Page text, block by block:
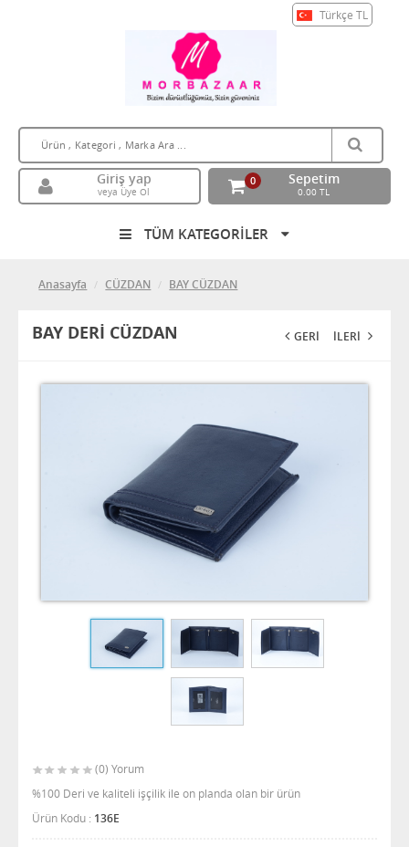
Türkçe TL
Giriş yap
veya Üye Ol
0 Sepetim
0.00 TL
TÜM KATEGORİLER
Anasayfa CÜZDAN BAY CÜZDAN
BAY DERİ CÜZDAN GERİ İLERİ
(0) Yorum
%100 Deri ve kaliteli işçilik ile on planda olan bir ürün
Ürün Kodu : 136E